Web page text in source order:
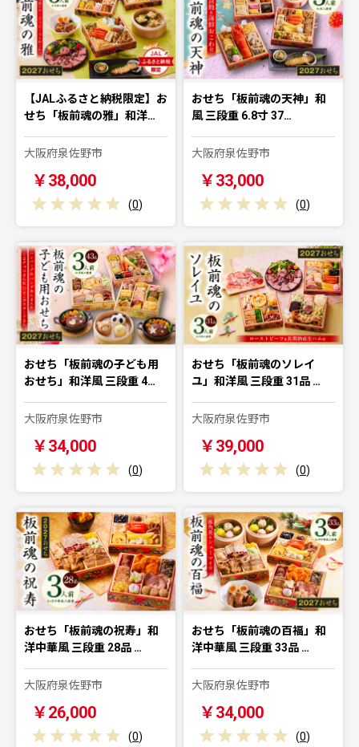
【JALふるさと納税限定】お
せち「板前魂の雅」和洋…
大阪府泉佐野市
￥38,000
(0)
おせち「板前魂の天神」和
風 三段重 6.8寸 37…
大阪府泉佐野市
￥33,000
(0)
おせち「板前魂の子ども用
おせち」和洋風 三段重 4…
大阪府泉佐野市
￥34,000
(0)
おせち「板前魂のソレイ
ユ」和洋風 三段重 31品 …
大阪府泉佐野市
￥39,000
(0)
おせち「板前魂の祝寿」和
洋中華風 三段重 28品 …
大阪府泉佐野市
￥26,000
(0)
おせち「板前魂の百福」和
洋中華風 三段重 33品 …
大阪府泉佐野市
￥34,000
(0)